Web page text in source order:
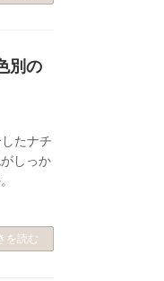
別の
たナチ
しっか
を読む